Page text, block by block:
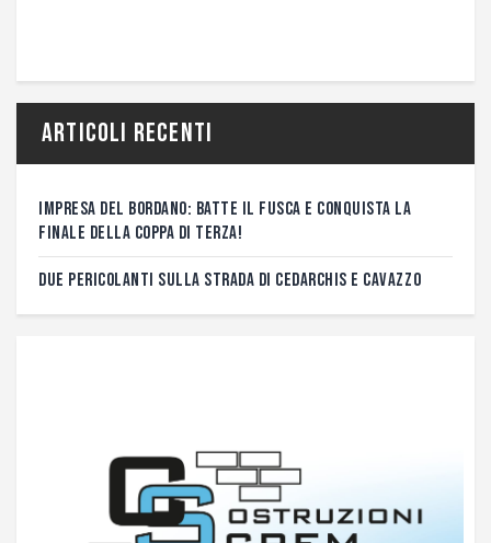
Articoli recenti
IMPRESA DEL BORDANO: BATTE IL FUSCA E CONQUISTA LA
FINALE DELLA COPPA DI TERZA!
DUE PERICOLANTI SULLA STRADA DI CEDARCHIS E CAVAZZO